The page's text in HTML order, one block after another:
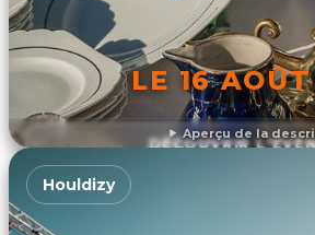
Aperçu de la
LE 16
DÉCOUVRIR
Houldizy